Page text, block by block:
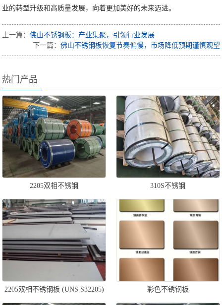
业的转型升级和高质量发展，向着更加美好的未来迈进。
上一篇：佛山不锈钢板：产业集聚，引领行业发展
下一篇： 佛山不锈钢板恢复节奏偏慢，市场降低预期谨慎观望
热门产品
2205双相不锈钢 310S不锈钢
2205双相不锈钢板 (UNS S32205) 彩色不锈钢板